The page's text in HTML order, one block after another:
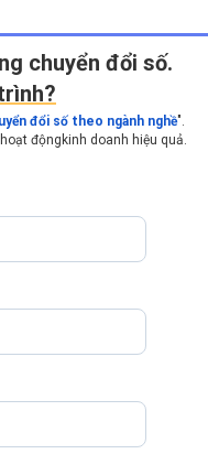
chuyển đổi số.
đổi số theo ngành nghề".
động kinh doanh hiệu quả.